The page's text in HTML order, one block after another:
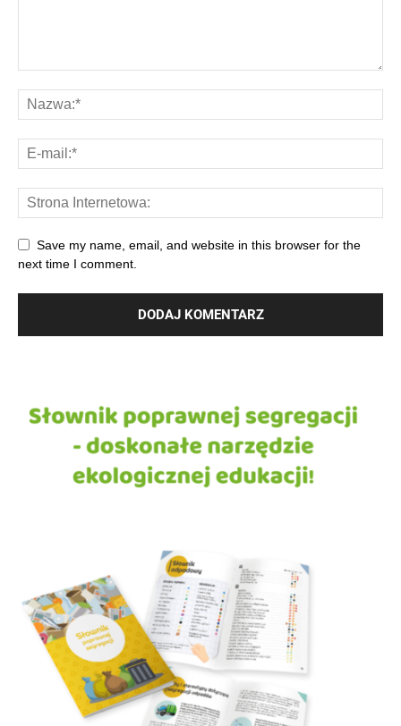
Save my name, email, and website in this browser for the
next time I comment.